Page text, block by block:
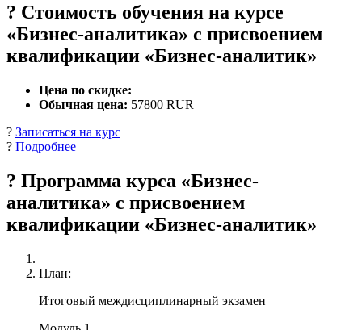
? Стоимость обучения на курсе
«Бизнес-аналитика» с присвоением
квалификации «Бизнес-аналитик»
Цена по скидке:
Обычная цена: 57800 RUR
? Записаться на курс
? Подробнее
? Программа курса «Бизнес-
аналитика» с присвоением
квалификации «Бизнес-аналитик»
План:
Итоговый междисциплинарный экзамен